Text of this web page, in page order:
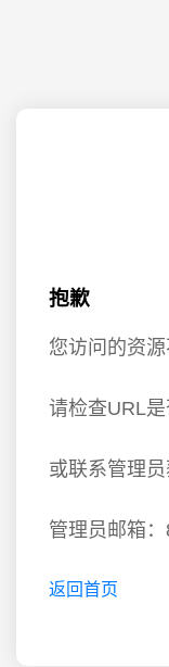
抱歉
您访问的资源
请检查URL是
或联系管理员
管理员邮箱：
返回首页